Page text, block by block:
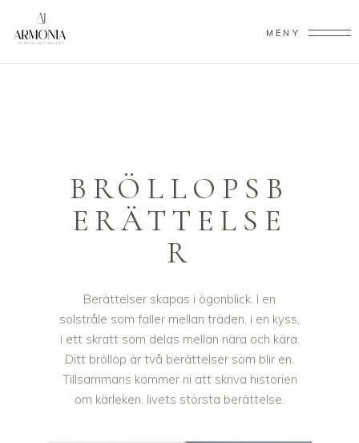
MENY
BRÖLLOPSB
ERÄTTELSE
R
Berättelser skapas i ögonblick. I en
solstråle som faller mellan träden, i en kyss,
i ett skratt som delas mellan nära och kära.
Ditt bröllop är två berättelser som blir en.
Tillsammans kommer ni att skriva historien
om kärleken, livets största berättelse.